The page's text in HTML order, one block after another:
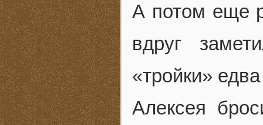
А потом еще
вдруг
«тройки»
Алексея